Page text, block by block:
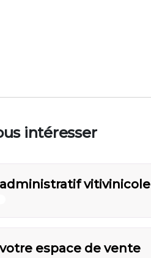
intéresser
vitivinicole
espace de vente